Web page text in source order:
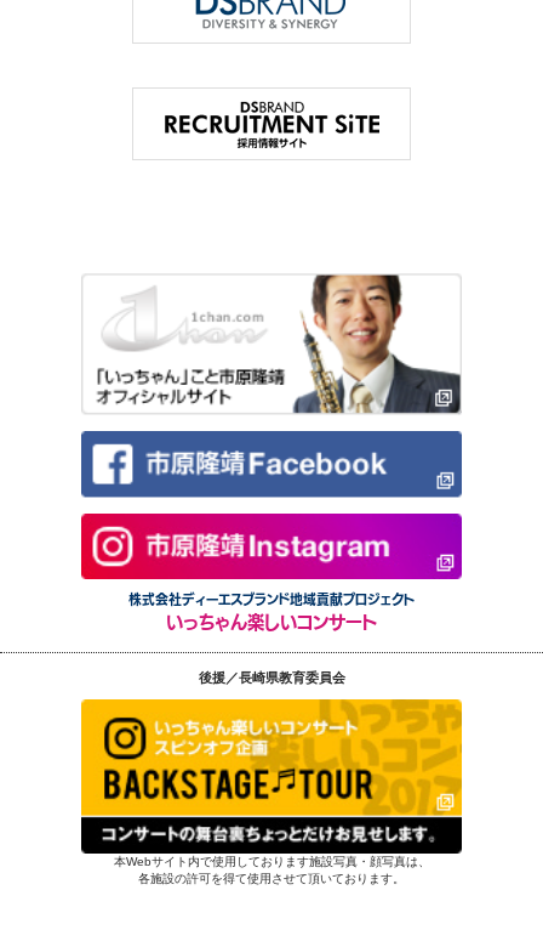
株式会社ディーエスブランド地域貢献プロジェクト
いっちゃん楽しいコンサート
後援／長崎県教育委員会
本Webサイト内で使用しております施設写真・顔写真は、
各施設の許可を得て使用させて頂いております。